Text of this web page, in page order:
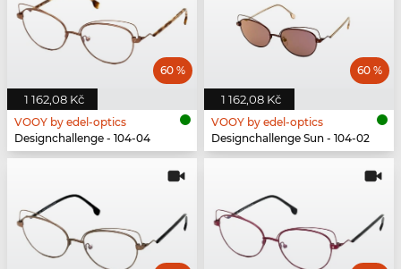
1 162,08 Kč
60 %
VOOY by edel-optics
Designchallenge - 104-04
1 162,08 Kč
60 %
VOOY by edel-optics
Designchallenge Sun - 104-02